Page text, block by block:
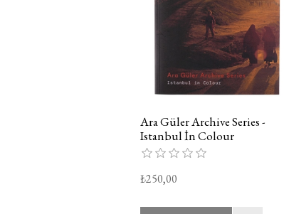
Ara Güler Archive Series -
Istanbul İn Colour
₺250,00